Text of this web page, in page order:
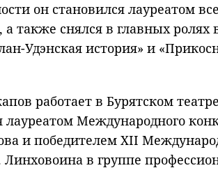
он становился лауреатом
также снялся в главных ролях
Удэнская история» и
работает в Бурятском
лауреатом Международного
и победителем XII
в группе